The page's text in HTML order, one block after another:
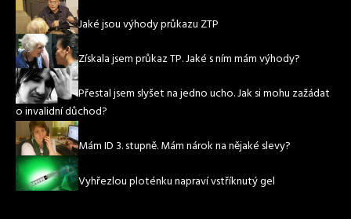
Jaké jsou výhody průkazu ZTP
Získala jsem průkaz TP. Jaké s ním mám výhody?
Přestal jsem slyšet na jedno ucho. Jak si mohu zažádat
o invalidní důchod?
Mám ID 3. stupně. Mám nárok na nějaké slevy?
Vyhřezlou ploténku napraví vstříknutý gel